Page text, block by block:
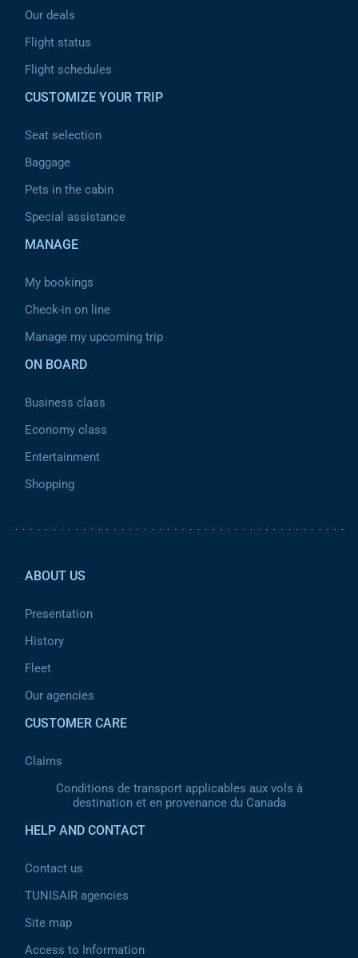
Our deals
Flight status
Flight schedules
CUSTOMIZE YOUR TRIP
Seat selection
Baggage
Pets in the cabin
Special assistance
MANAGE
My bookings
Check-in on line
Manage my upcoming trip
ON BOARD
Business class
Economy class
Entertainment
Shopping
ABOUT US
Presentation
History
Fleet
Our agencies
CUSTOMER CARE
Claims
Conditions de transport applicables aux vols à
destination et en provenance du Canada
HELP AND CONTACT
Contact us
TUNISAIR agencies
Site map
Access to Information